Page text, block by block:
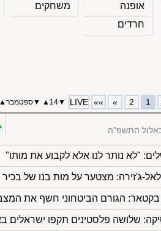
אופנה
חרדים
משחקים
1
2
»
»»
LIVE
▼
14
▲
▼ספטמבר▲
התשפ"ה
"לא נותר לנו אלא לקבוע את מותו"
לאל-ג'זירה: מצטער על מות בנו של
בקטאר: הגורם הביטחוני חשף את
שלושה פלסטינים תקפו ישראלים